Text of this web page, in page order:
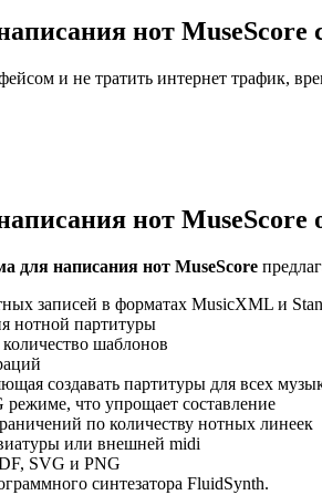
нот
и не тратить интернет трафик,
нот
для написания нот MuseScore
записей в форматах MusicXML и
нотной партитуры
шаблонов
создавать партитуры для всех
что упрощает составление
по количеству нотных линеек
или внешней midi
SVG и PNG
синтезатора FluidSynth.